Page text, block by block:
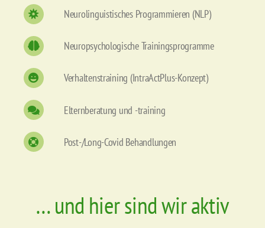
Neurolinguistisches Programmieren (NLP)
Neuropsychologische Trainingsprogramme
Verhaltenstraining (IntraActPlus-Konzept)
Elternberatung und -training
Post-/Long-Covid Behandlungen
… und hier sind wir aktiv